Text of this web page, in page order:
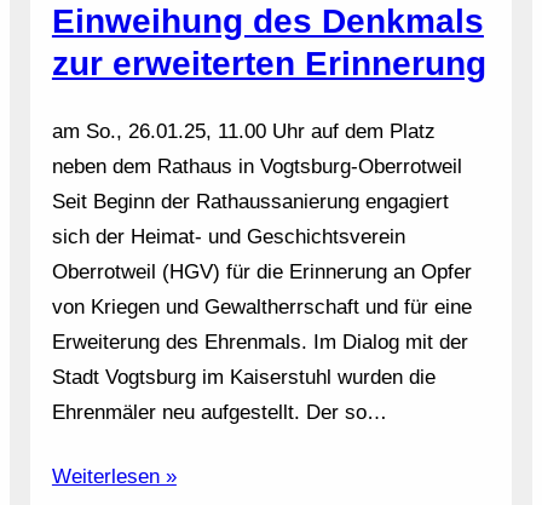
Einweihung des Denkmals
zur erweiterten Erinnerung
am So., 26.01.25, 11.00 Uhr auf dem Platz
neben dem Rathaus in Vogtsburg-Oberrotweil
Seit Beginn der Rathaussanierung engagiert
sich der Heimat- und Geschichtsverein
Oberrotweil (HGV) für die Erinnerung an Opfer
von Kriegen und Gewaltherrschaft und für eine
Erweiterung des Ehrenmals. Im Dialog mit der
Stadt Vogtsburg im Kaiserstuhl wurden die
Ehrenmäler neu aufgestellt. Der so…
Weiterlesen »